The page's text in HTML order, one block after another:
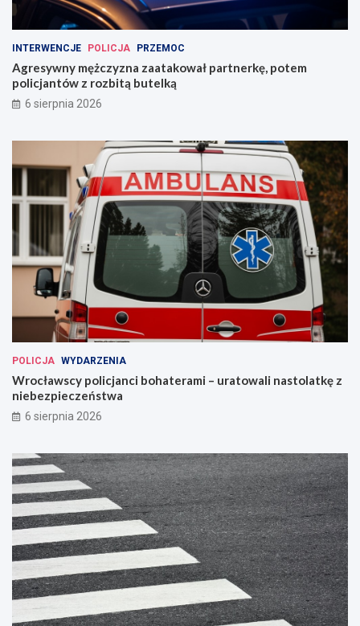
INTERWENCJE POLICJA PRZEMOC
Agresywny mężczyzna zaatakował partnerkę, potem
policjantów z rozbitą butelką
6 sierpnia 2026
POLICJA WYDARZENIA
Wrocławscy policjanci bohaterami – uratowali nastolatkę z
niebezpieczeństwa
6 sierpnia 2026